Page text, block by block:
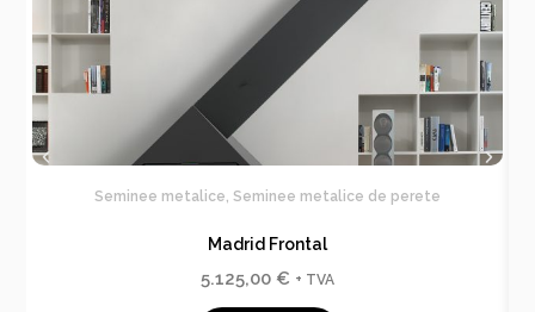
Seminee metalice, Seminee metalice de perete
Madrid Frontal
5.125,00 € + TVA